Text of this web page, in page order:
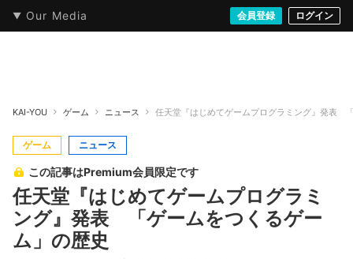
Our Media 会員登録 ログイン
本・文芸 情報化社会 音楽・映像 ゲームストリート
KAI-YOU ゲーム ニュース 任天堂『はじめてゲームプログラミング』発表
ゲーム ニュース
この記事はPremium会員限定です
任天堂『はじめてゲームプログラミ
ング』発表 「ゲームをつくるゲー
ム」の歴史